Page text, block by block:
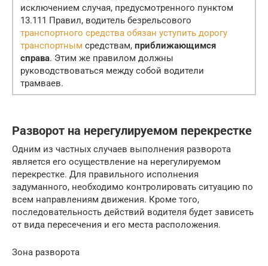
исключением случая, предусмотренного пунктом
13.111 Правил, водитель безрельсового
транспортного средства обязан уступить дорогу
транспортным средствам, приближающимся
справа. Этим же правилом должны
руководствоваться между собой водители
трамваев.
Разворот на нерегулируемом перекрестке
Одним из частных случаев выполнения разворота
является его осуществление на нерегулируемом
перекрестке. Для правильного исполнения
задуманного, необходимо контролировать ситуацию по
всем направлениям движения. Кроме того,
последовательность действий водителя будет зависеть
от вида пересечения и его места расположения.
Зона разворота